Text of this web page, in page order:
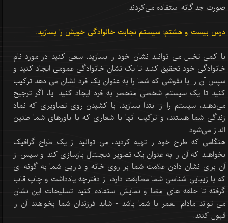
صورت جداگانه استفاده می‌کردند.
درس بیست و هشتم: سیستم نجابت خانوادگی خویش را بسازید.
با کمی تخیل می توانید نشان خود را بسازید. سعی کنید در مورد نام
خانوادگی خود تحقیق کنید تا یک نشان خانوادگی عمومی ایجاد کنید و
سپس آن را با نقوشی که شما را به عنوان یک فرد نشان می دهد ترکیب
کنید تا یک سیستم شخصی منحصر به فرد ایجاد کنید. یا، اگر ترجیح
می‌دهید، سیستم را از ابتدا بسازید، با کشیدن روی تصاویری که نماد
زندگی شما هستند، و ترکیب آنها با شعاری که با باورهای شما طنین
انداز می‌شود.
هنگامی که طرح خود را تهیه کردید، می توانید از یک طراح گرافیک
بخواهید که آن را به عنوان یک تصویر دیجیتال بازسازی کند و سپس از
آن برای نشان دادن علامت شما بر روی خانه و دارایی شما به گونه ای
که با زیبایی شناسی شما مطابقت دارد، از دفترچه یادداشت و چاپ قاب
گرفته تا حلقه های امضا و نمایش استفاده کنید. تسلیحات این نشان
می تواند مادام العمر با شما باشد - شاید فرزندان شما بخواهند آن را
قبول کنند.